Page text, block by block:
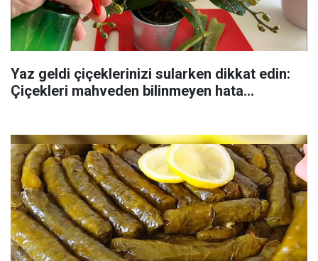
Yaz geldi çiçeklerinizi sularken dikkat edin:
Çiçekleri mahveden bilinmeyen hata...